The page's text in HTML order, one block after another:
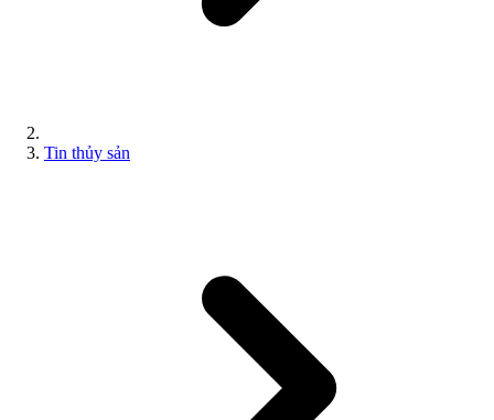
Tin thủy sản